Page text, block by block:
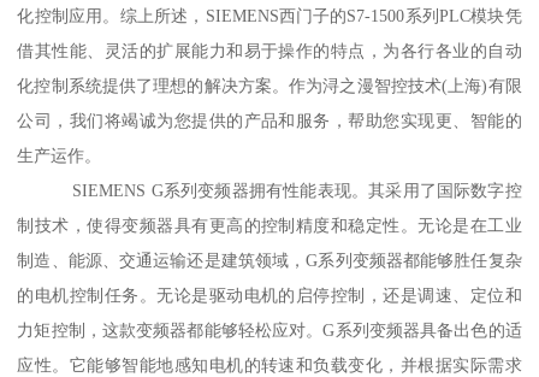
化控制应用。综上所述，SIEMENS西门子的S7-1500系列PLC模块凭
借其性能、灵活的扩展能力和易于操作的特点，为各行各业的自动
化控制系统提供了理想的解决方案。作为浔之漫智控技术(上海)有限
公司，我们将竭诚为您提供的产品和服务，帮助您实现更、智能的
生产运作。
SIEMENS G系列变频器拥有性能表现。其采用了国际数字控
制技术，使得变频器具有更高的控制精度和稳定性。无论是在工业
制造、能源、交通运输还是建筑领域，G系列变频器都能够胜任复杂
的电机控制任务。无论是驱动电机的启停控制，还是调速、定位和
力矩控制，这款变频器都能够轻松应对。G系列变频器具备出色的适
应性。它能够智能地感知电机的转速和负载变化，并根据实际需求